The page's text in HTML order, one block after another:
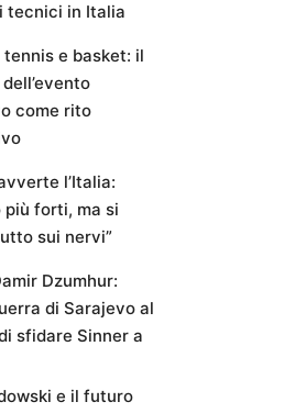
tecnici in Italia
tennis e basket: il
come rito
l’Italia:
più forti, ma si
sui nervi”
Dzumhur:
di Sarajevo al
sfidare Sinner a
e il futuro